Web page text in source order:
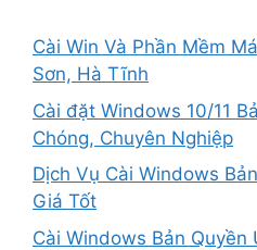
Cài Win Và Phần Mềm
Sơn, Hà Tĩnh
Cài đặt Windows 10/11
Chóng, Chuyên Nghiệp
Dịch Vụ Cài Windows
Giá Tốt
Cài Windows Bản Quyền